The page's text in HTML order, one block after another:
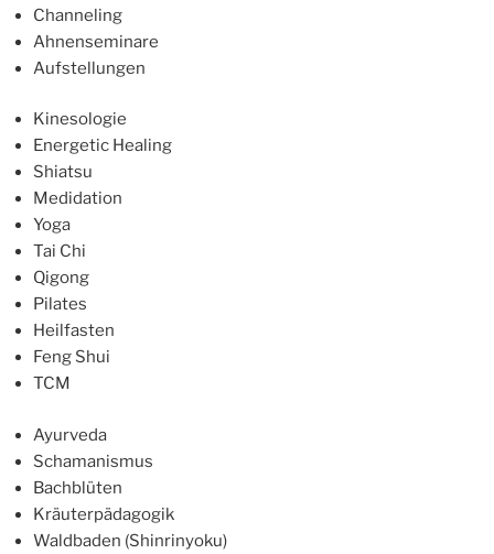
Channeling
Ahnenseminare
Aufstellungen
Kinesologie
Energetic Healing
Shiatsu
Medidation
Yoga
Tai Chi
Qigong
Pilates
Heilfasten
Feng Shui
TCM
Ayurveda
Schamanismus
Bachblüten
Kräuterpädagogik
Waldbaden (Shinrinyoku)